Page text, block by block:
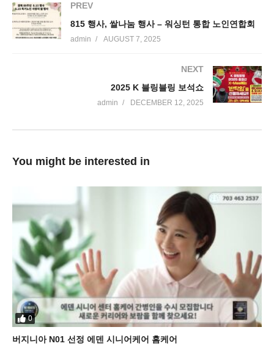
PREV
815 행사, 쌀나눔 행사 – 워싱턴 통합 노인연합회
admin AUGUST 7, 2025
NEXT
2025 K 블링블링 보석쇼
admin DECEMBER 12, 2025
You might be interested in
0
버지니아 N01 선정 에덴 시니어케어 홈케어